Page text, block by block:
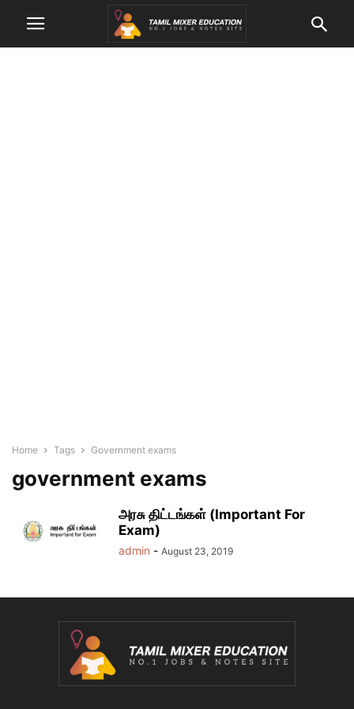
Home Tags Government exams
government exams
அரசு திட்டங்கள் (Important For
Exam)
admin - August 23, 2019